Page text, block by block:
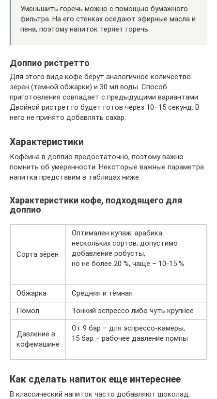
Уменьшить горечь можно с помощью бумажного
фильтра. На его стенках оседают эфирные масла и
пена, поэтому напиток теряет горечь.
Доппио ристретто
Для этого вида кофе берут аналогичное количество
зерен (темной обжарки) и 30 мл воды. Способ
приготовления совпадает с предыдущими вариантами.
Двойной ристретто будет готов через 10–15 секунд. В
него не принято добавлять сахар.
Характеристики
Кофеина в доппио предостаточно, поэтому важно
помнить об умеренности. Некоторые важные параметра
напитка представим в таблицах ниже.
Характеристики кофе, подходящего для
доппио
Сорта зёрен
Оптимален купаж: арабика
нескольких сортов; допустимо
добавление робусты,
но не более 20 %, чаще – 10-15 %
Обжарка
Средняя и тёмная
Помол
Тонкий эспрессо либо чуть крупнее
Давление в
кофемашине
От 9 бар – для эспрессо-камеры,
15 бар – рабочее давление помпы
Как сделать напиток еще интереснее
В классический напиток часто добавляют шоколад,